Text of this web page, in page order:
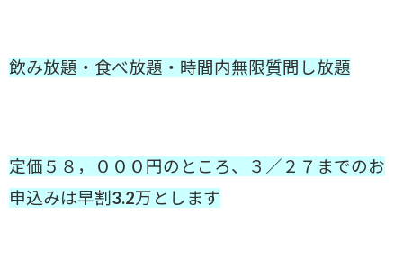
飲み放題・食べ放題・時間内無限質問し放題
定価５８，０００円のところ、３／２７までのお
申込みは早割3.2万とします